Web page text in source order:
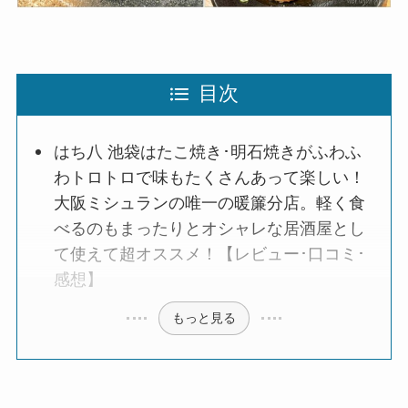
目次
はち八 池袋はたこ焼き･明石焼きがふわふ
わトロトロで味もたくさんあって楽しい！
大阪ミシュランの唯一の暖簾分店。軽く食
べるのもまったりとオシャレな居酒屋とし
て使えて超オススメ！【レビュー･口コミ･
感想】
もっと見る